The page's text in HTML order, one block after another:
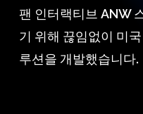
팬 인터랙티브 ANW
기 위해 끊임없이 미
루션을 개발했습니다.